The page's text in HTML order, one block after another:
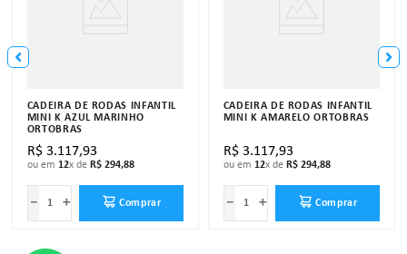
CADEIRA DE RODAS INFANTIL
MINI K AZUL MARINHO
ORTOBRAS
R$ 3.117,93
ou em 12x de R$ 294,88
＋
－ Comprar
CADEIRA DE RODAS INFANTIL
MINI K AMARELO ORTOBRAS
R$ 3.117,93
ou em 12x de R$ 294,88
＋
－ Comprar